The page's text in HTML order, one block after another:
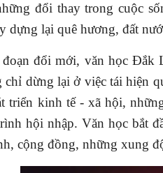
đổi thay trong cuộc
dựng lại quê hương, đất
đổi mới, văn học Đắk
chỉ dừng lại ở việc tái hiện
triển kinh tế - xã hội,
hội nhập. Văn học bắt
cộng đồng, những xung
Tạp chí Chư Yang Sin số 351